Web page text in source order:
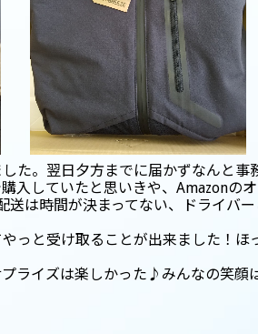
た。翌日夕方までに届かずなんと事
入していたと思いきや、Amazonの
送は時間が決まってない、ドライバ
っと受け取ることが出来ました！ほ
ライズは楽しかった♪みんなの笑顔